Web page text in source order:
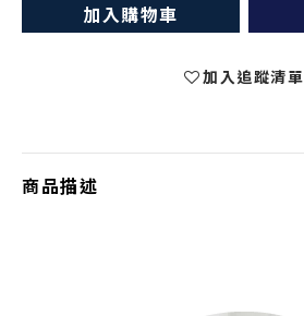
加入購物車
加入追蹤清單
商品描述